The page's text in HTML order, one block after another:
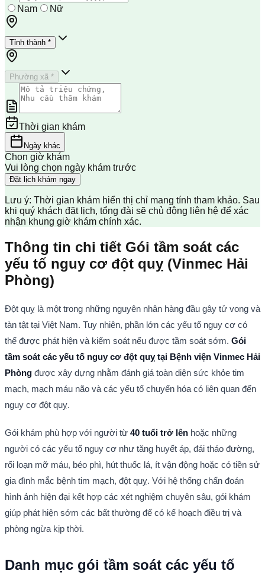
Nam Nữ
Tỉnh thành *
Phường xã *
Thời gian khám
Ngày khác
Chọn giờ khám
Vui lòng chọn ngày khám trước
Đặt lịch khám ngay
Lưu ý: Thời gian khám hiển thị chỉ mang tính tham khảo. Sau
khi quý khách đặt lịch, tổng đài sẽ chủ động liên hệ để xác
nhận khung giờ khám chính xác.
Thông tin chi tiết Gói tầm soát các
yếu tố nguy cơ đột quỵ (Vinmec Hải
Phòng)
Đột quỵ là một trong những nguyên nhân hàng đầu gây tử vong và
tàn tật tại Việt Nam. Tuy nhiên, phần lớn các yếu tố nguy cơ có
thể được phát hiện và kiểm soát nếu được tầm soát sớm. Gói
tầm soát các yếu tố nguy cơ đột quỵ tại Bệnh viện Vinmec Hải
Phòng được xây dựng nhằm đánh giá toàn diện sức khỏe tim
mạch, mạch máu não và các yếu tố chuyển hóa có liên quan đến
nguy cơ đột quỵ.
Gói khám phù hợp với người từ 40 tuổi trở lên hoặc những
người có các yếu tố nguy cơ như tăng huyết áp, đái tháo đường,
rối loạn mỡ máu, béo phì, hút thuốc lá, ít vận động hoặc có tiền sử
gia đình mắc bệnh tim mạch, đột quỵ. Với hệ thống chẩn đoán
hình ảnh hiện đại kết hợp các xét nghiệm chuyên sâu, gói khám
giúp phát hiện sớm các bất thường để có kế hoạch điều trị và
phòng ngừa kịp thời.
Danh mục gói tầm soát các yếu tố